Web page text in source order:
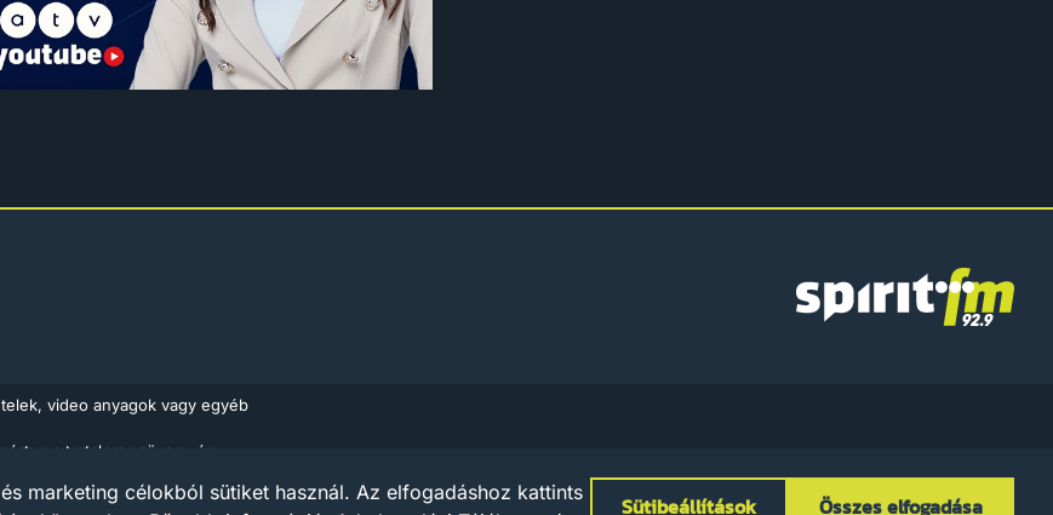
video anyagok vagy egyéb
a tartalom szöveg- és
szóló európai irányelv (Az
Adatkezelési Tájékoztató Szabályzatok Sütibeállítások
marketing célokból sütiket használ. Az elfogadáshoz kattints
Sütibeállítások Összes elfogadása